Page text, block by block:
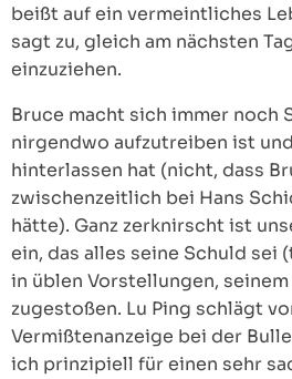
beißt auf ein vermeintliches
sagt zu, gleich am nächsten
einzuziehen.
Bruce macht sich immer noch
nirgendwo aufzutreiben ist
hinterlassen hat (nicht, dass
zwischenzeitlich bei Hans
hätte). Ganz zerknirscht ist
ein, das alles seine Schuld sei
in üblen Vorstellungen,
zugestoßen. Lu Ping schlägt
Vermißtenanzeige bei der
ich prinzipiell für einen sehr